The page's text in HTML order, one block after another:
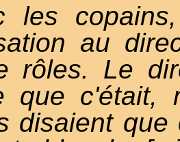
les
au
rôles. Le
que c'était,
disaient